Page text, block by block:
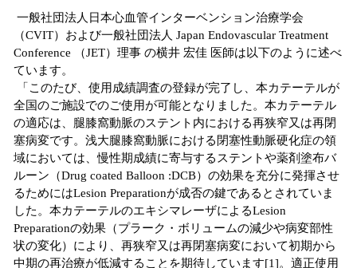
一般社団法人日本心血管インターベンション治療学会
（CVIT）および一般社団法人 Japan Endovascular Treatment
Conference （JET）理事 の横井 宏佳 医師は以下のように述べ
ています。
「このたび、使用成績調査の登録が完了し、本カテーテルが
全国のご施設でのご使用が可能となりました。本カテーテル
の適応は、腿膝窩動脈のステント内における再狭窄又は再閉
塞病変です。浅大腿膝窩動脈における閉塞性動脈硬化症の領
域においては、慢性期成績に寄与するステントや薬剤塗布バ
ルーン（Drug coated Balloon :DCB）の効果を充分に発揮させ
るためにはLesion Preparationが成否の鍵であるとされていま
した。本カテーテルのエキシマレーザによるLesion
Preparationの効果（プラーク・ボリュームの減少や病変部性
状の変化）により、再狭窄又は再閉塞病変において初期から
中期の再治療が低減することを期待しています[1]。適正使用